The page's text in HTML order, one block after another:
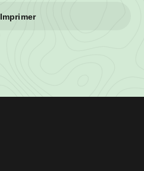
Imprimer